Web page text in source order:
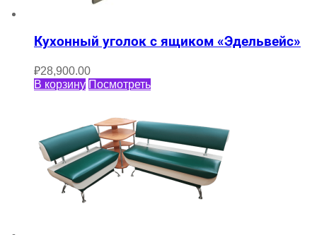
Кухонный уголок с ящиком «Эдельвейс»
₽28,900.00
В корзину Посмотреть